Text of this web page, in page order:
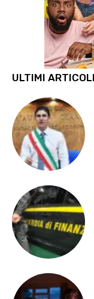
ULTIMI ARTICOLI